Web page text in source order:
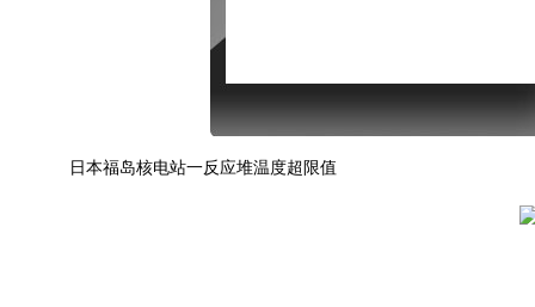
日本福岛核电站一反应堆温度超限值